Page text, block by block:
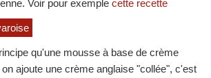
Voir pour exemple cette recette
qu'une mousse à base de crème
ajoute une crème anglaise "collée", c'est